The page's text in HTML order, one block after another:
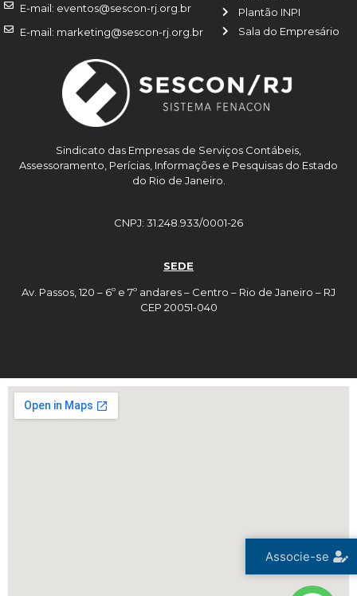
Sindicato das Empresas de Serviços Contábeis,
Assessoramento, Perícias, Informações e Pesquisas do Estado
do Rio de Janeiro.
CNPJ: 31.248.933/0001-26
SEDE
Av. Passos, 120 – 6º e 7º andares – Centro – Rio de Janeiro – RJ
CEP 20051-040
Plantão INPI
Sala do Empresário
E-mail: eventos@sescon-rj.org.br
E-mail: marketing@sescon-rj.org.br
Associe-se